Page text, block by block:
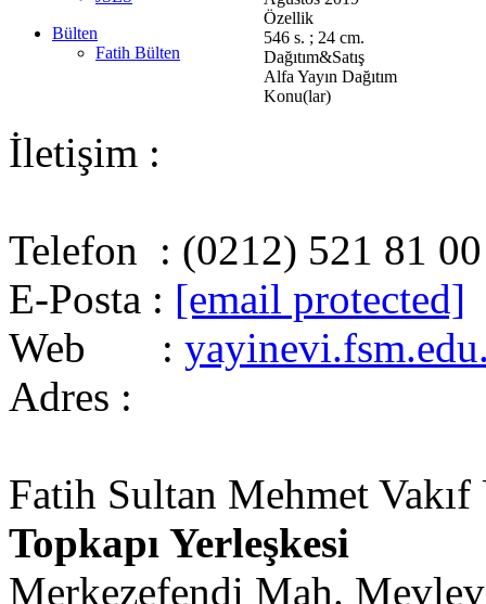
Bülten
Fatih Bülten
Özellik
546 s. ; 24 cm.
Dağıtım&Satış
Alfa Yayın Dağıtım
Konu(lar)
İletişim :
Telefon : (0212) 521 81 00
E-Posta : [email protected]
Web :
Adres :
Fatih Sultan Mehmet Vakıf
Topkapı Yerleşkesi
Merkezefendi Mah.